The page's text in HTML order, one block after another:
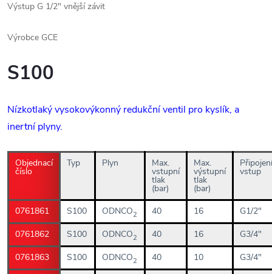
Výstup G 1/2" vnější závit
Výrobce GCE
S100
Nízkotlaký vysokovýkonný redukční ventil pro kyslík, a
inertní plyny.
Objednací
číslo
Typ Plyn Max.
vstupní
tlak
(bar)
Max.
výstupní
tlak
(bar)
Připojení
vstup
0761861 S100 ODNCO2 40 16
G1/2"
0761862
S100 ODNCO2 40 16
G3/4"
0761863
S100 ODNCO2 40 10
G3/4"